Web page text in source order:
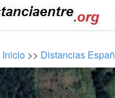
Inicio >> Distancias